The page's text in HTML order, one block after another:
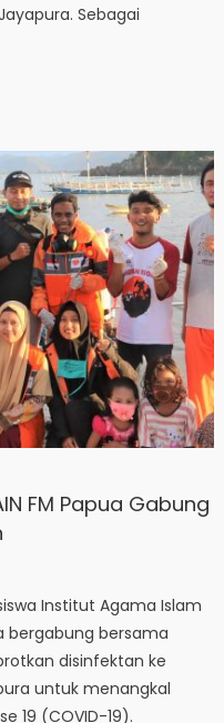
Sebagai
FM Papua Gabung
Institut Agama Islam
bergabung bersama
disinfektan ke
untuk menangkal
19 (COVID-19).